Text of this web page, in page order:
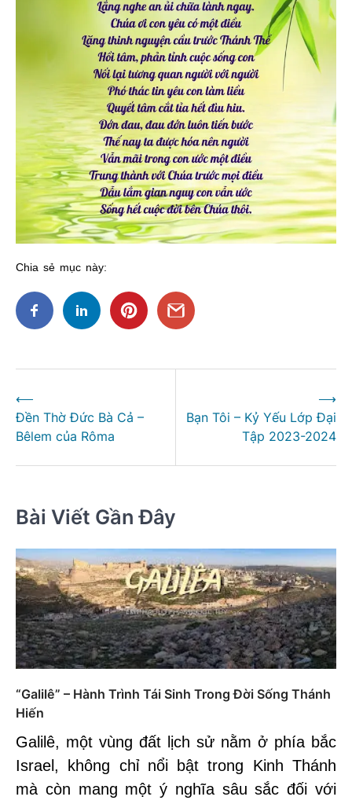
Chia sẻ mục này:
hướng
bài
⟵
Đền Thờ Đức Bà Cả –
Bêlem của Rôma
Bạn Tôi – Kỷ Yếu Lớp Đại
Tập 2023-2024
⟶
Bài Viết Gần Đây
“Galilê” – Hành Trình Tái Sinh Trong Đời Sống Thánh
Hiến
Galilê, một vùng đất lịch sử nằm ở phía bắc
Israel, không chỉ nổi bật trong Kinh Thánh
mà còn mang một ý nghĩa sâu sắc đối với